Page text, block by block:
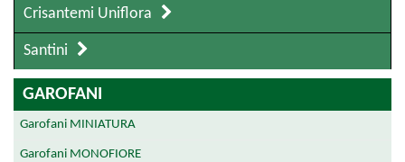
Crisantemi Uniflora
Santini
GAROFANI
Garofani MINIATURA
Garofani MONOFIORE